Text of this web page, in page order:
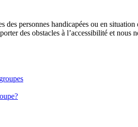
personnes handicapées ou en
des obstacles à l’accessibilité et